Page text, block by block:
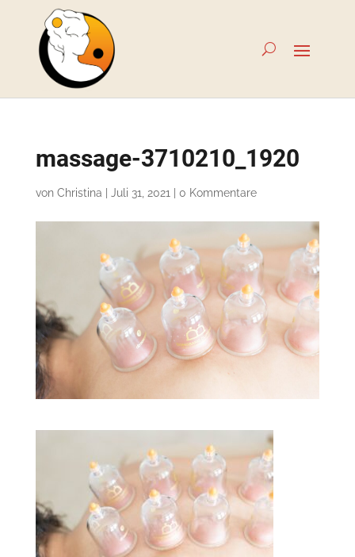
massage-3710210_1920
von Christina Juli 31, 2021 0 Kommentare